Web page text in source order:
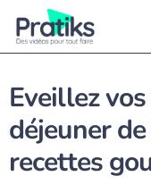
Eveillez
déjeuner
recettes